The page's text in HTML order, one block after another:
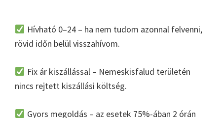
Hívható 0–24 – ha nem tudom azonnal felvenni,
rövid időn belül visszahívom.
Fix ár kiszállással – Nemeskisfalud területén
nincs rejtett kiszállási költség.
Gyors megoldás – az esetek 75%-ában 2 órán